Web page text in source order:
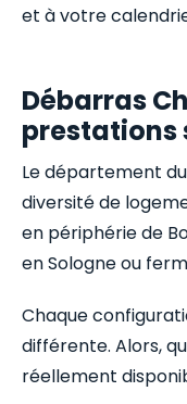
et à votre
Débarras
prestations
Le département
diversité de
en périphérie de
en Sologne ou
Chaque
différente. Alors,
réellement